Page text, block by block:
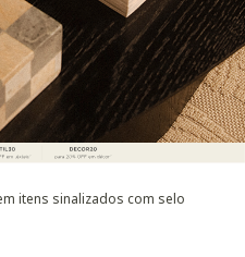
itens sinalizados com selo